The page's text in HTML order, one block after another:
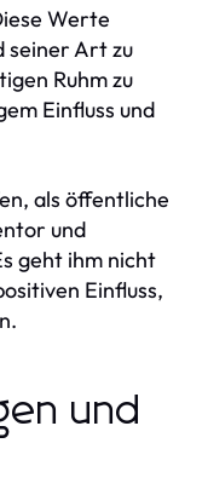
Werte
seiner Art zu
Ruhm zu
Einfluss und
als öffentliche
und
geht ihm nicht
Einfluss,
und